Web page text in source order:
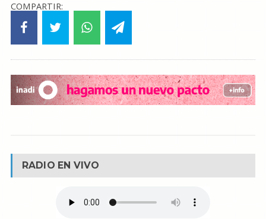
COMPARTIR:
RADIO EN VIVO